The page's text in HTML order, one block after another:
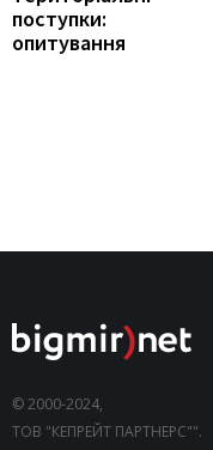
поступки:
опитування
© 2000-2024,
ТОВ "КЕПРЕЙТ ПАРТНЕРС"".